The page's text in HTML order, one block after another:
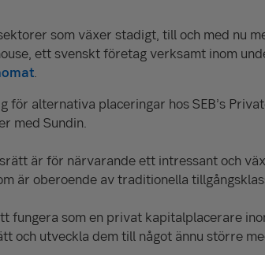
som växer stadigt, till och med nu
ett svenskt företag verksamt inom
.
för alternativa placeringar hos SEB’s
med Sundin.
är för närvarande ett intressant och
är oberoende av traditionella
fungera som en privat kapitalplacerare
och utveckla dem till något ännu större